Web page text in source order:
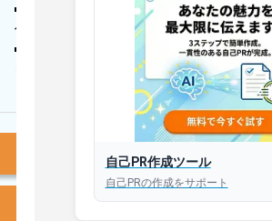
30秒以内にあなただけのESを
作成
AIと対話して面接練習ができ
iOS版はこちら
Android版はこちら
自己PR作成ツール
自己PRの作成をサポート